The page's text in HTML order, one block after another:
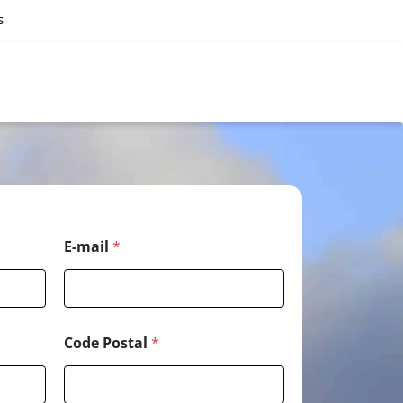
E-mail *
Code Postal *